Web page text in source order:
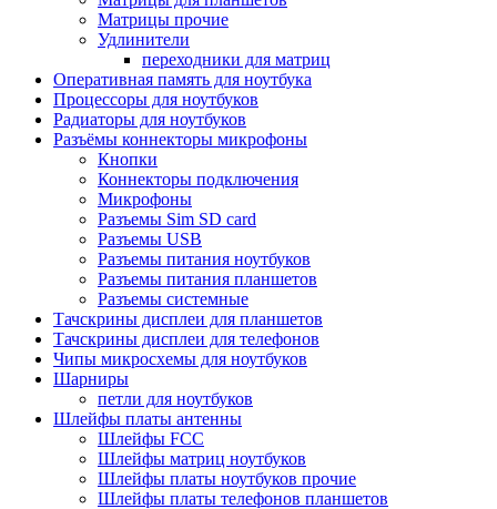
Матрицы прочие
Удлинители
переходники для матриц
Оперативная память для ноутбука
Процессоры для ноутбуков
Радиаторы для ноутбуков
Разъёмы коннекторы микрофоны
Кнопки
Коннекторы подключения
Микрофоны
Разъемы Sim SD card
Разъемы USB
Разъемы питания ноутбуков
Разъемы питания планшетов
Разъемы системные
Тачскрины дисплеи для планшетов
Тачскрины дисплеи для телефонов
Чипы микросхемы для ноутбуков
Шарниры
петли для ноутбуков
Шлейфы платы антенны
Шлейфы FCC
Шлейфы матриц ноутбуков
Шлейфы платы ноутбуков прочие
Шлейфы платы телефонов планшетов